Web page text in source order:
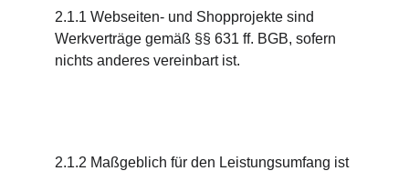
2.1.1 Webseiten- und Shopprojekte sind
Werkverträge gemäß §§ 631 ff. BGB, sofern
nichts anderes vereinbart ist.
2.1.2 Maßgeblich für den Leistungsumfang ist